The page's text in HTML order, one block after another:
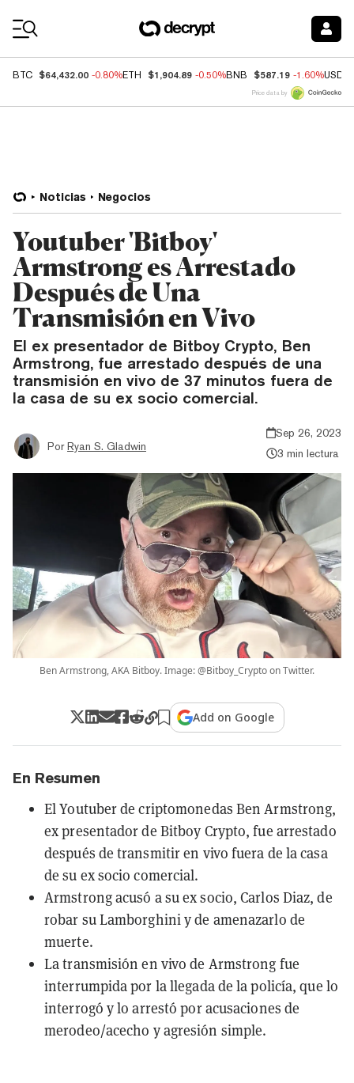
BTC $64,432.00 -0.80%ETH $1,904.89 -0.50%BNB $587.19 -1.60%USDC
Price data by
Noticias Negocios
Youtuber 'Bitboy'
Armstrong es Arrestado
Después de Una
Transmisión en Vivo
El ex presentador de Bitboy Crypto, Ben
Armstrong, fue arrestado después de una
transmisión en vivo de 37 minutos fuera de
la casa de su ex socio comercial.
Por Ryan S. Gladwin
Sep 26, 2023
3 min lectura
Ben Armstrong, AKA Bitboy. Image: @Bitboy_Crypto on Twitter.
Add on Google
En Resumen
El Youtuber de criptomonedas Ben Armstrong,
ex presentador de Bitboy Crypto, fue arrestado
después de transmitir en vivo fuera de la casa
de su ex socio comercial.
Armstrong acusó a su ex socio, Carlos Diaz, de
robar su Lamborghini y de amenazarlo de
muerte.
La transmisión en vivo de Armstrong fue
interrumpida por la llegada de la policía, que lo
interrogó y lo arrestó por acusaciones de
merodeo/acecho y agresión simple.